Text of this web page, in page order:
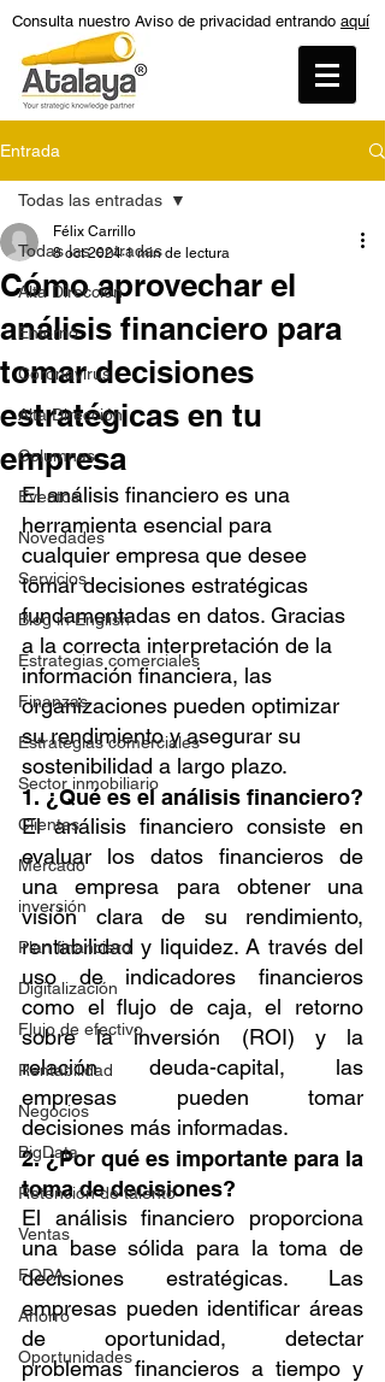
Consulta nuestro Aviso de privacidad entrando aquí
Entrada
Todas las entradas
Alta Dirección
Entorno
Coronavirus
Alta Dirección
Columnas
Eventos
Novedades
Servicios
Blog in English
Estrategias comerciales
Finanzas
Estrategias comerciales
Sector inmobiliario
Clientes
Mercado
inversión
Plan financiero
Digitalización
Flujo de efectivo
Rentabilidad
Negocios
BigData
Retención de talento
Ventas
FODA
Ahorro
Oportunidades
Todas las entradas
Cómo aprovechar el
análisis financiero para
tomar decisiones
estratégicas en tu
empresa
Félix Carrillo
8 oct 2024 1 min de lectura
El análisis financiero es una
herramienta esencial para
cualquier empresa que desee
tomar decisiones estratégicas
fundamentadas en datos. Gracias
a la correcta interpretación de la
información financiera, las
organizaciones pueden optimizar
su rendimiento y asegurar su
sostenibilidad a largo plazo.
1. ¿Qué es el análisis financiero?
El análisis financiero consiste en
evaluar los datos financieros de
una empresa para obtener una
visión clara de su rendimiento,
rentabilidad y liquidez. A través del
uso de indicadores financieros
como el flujo de caja, el retorno
sobre la inversión (ROI) y la
relación deuda-capital, las
empresas pueden tomar
decisiones más informadas.
2. ¿Por qué es importante para la
toma de decisiones?
El análisis financiero proporciona
una base sólida para la toma de
decisiones estratégicas. Las
empresas pueden identificar áreas
de oportunidad, detectar
problemas financieros a tiempo y